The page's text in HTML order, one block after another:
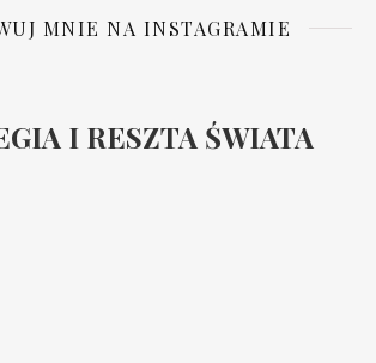
MNIE NA INSTAGRAMIE
I RESZTA ŚWIATA